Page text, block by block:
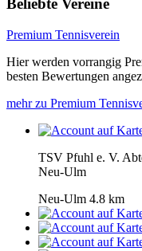
Beliebte Vereine
Premium Tennisverein
Hier werden vorrangig
besten Bewertungen
mehr zu Premium
TSV Pfuhl e. V.
Neu-Ulm
Neu-Ulm 4.8 km